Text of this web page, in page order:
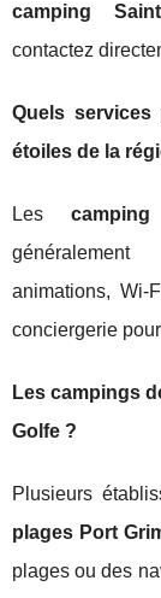
camping
contactez
Quels
étoiles de la
Les
animations,
conciergerie
Les campings
Golfe ?
Plusieurs
plages Port
plages ou des